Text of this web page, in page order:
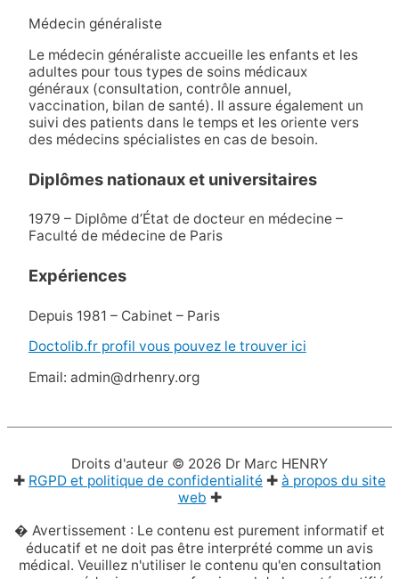
Médecin généraliste
Le médecin généraliste accueille les enfants et les
adultes pour tous types de soins médicaux
généraux (consultation, contrôle annuel,
vaccination, bilan de santé). Il assure également un
suivi des patients dans le temps et les oriente vers
des médecins spécialistes en cas de besoin.
Diplômes nationaux et universitaires
1979 – Diplôme d’État de docteur en médecine –
Faculté de médecine de Paris
Expériences
Depuis 1981 – Cabinet – Paris
Doctolib.fr profil vous pouvez le trouver ici
Email: admin@drhenry.org
Droits d'auteur © 2026 Dr Marc HENRY
✚ RGPD et politique de confidentialité ✚ à propos du site
web ✚
� Avertissement : Le contenu est purement informatif et
éducatif et ne doit pas être interprété comme un avis
médical. Veuillez n'utiliser le contenu qu'en consultation